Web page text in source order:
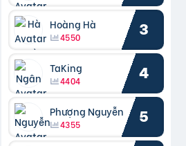
Hoàng Hà
4550 3
TaKing
4404 4
Phượng Nguyễn
4355 5